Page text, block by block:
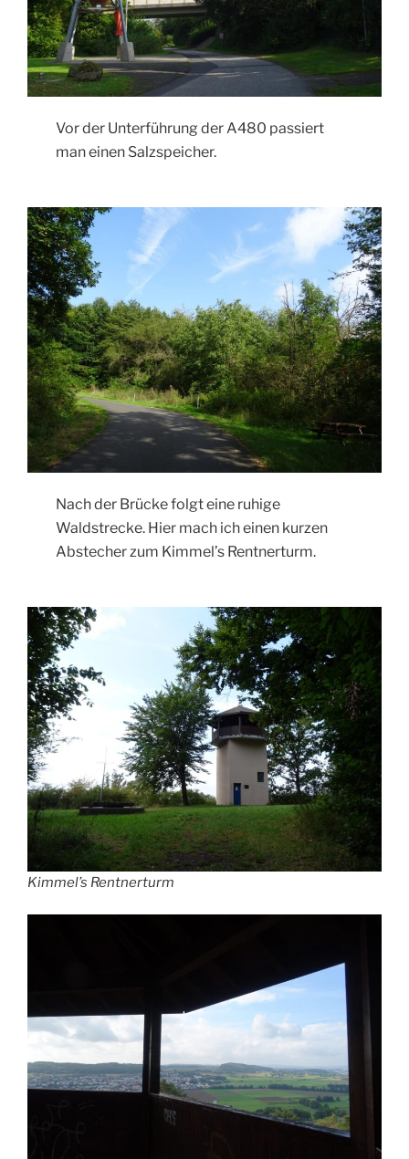
Vor der Unterführung der A480 passiert
man einen Salzspeicher.
Nach der Brücke folgt eine ruhige
Waldstrecke. Hier mach ich einen kurzen
Abstecher zum Kimmel’s Rentnerturm.
Kimmel’s Rentnerturm